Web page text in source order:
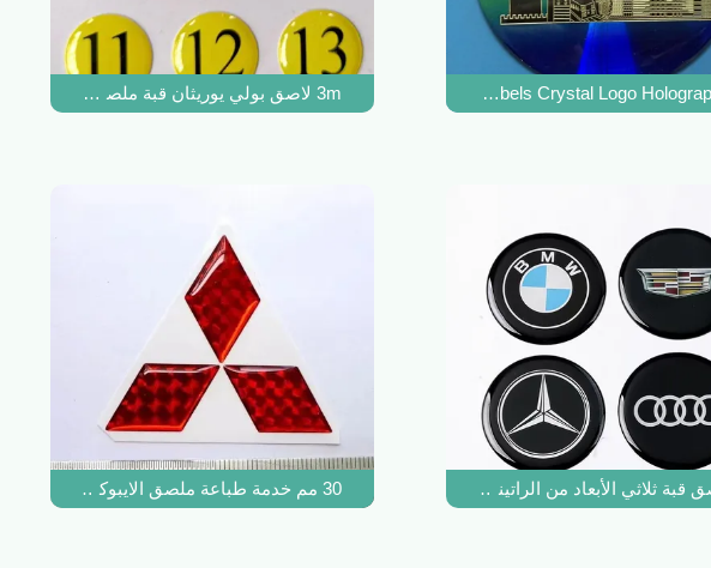
واضحة
3D Gel Dome Sticker Epoxy Resin Labels Crystal Logo
3m لاصق بولي يوريثان قبة ملصق البولي يوريثين الراتنج 3D قبة
قبة ثلاثي الأبعاد من الراتينج مع ملصقات قبة إيبوكسي من الفينيل بنقاط إيبوكسي واضحة
30 مم خدمة طباعة ملصق الايبوكسي لاصق قوي لوحة مخصصة